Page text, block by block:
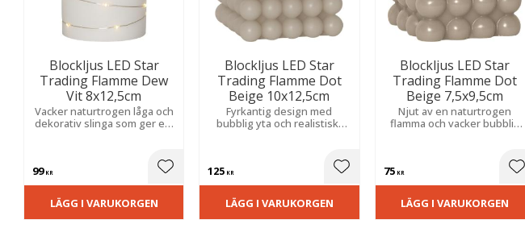
Blockljus LED Star
Trading Flamme Dew
Vit 8x12,5cm
Vacker naturtrogen låga och
dekorativ slinga som ger ett
99KR Lägg till i favoriter
LÄGG I VARUKORGEN
Blockljus LED Star
Trading Flamme Dot
Beige 10x12,5cm
Fyrkantig design med
bubblig yta och realistiskt
belysningen i hemmets alla
125 KR Lägg till i favoriter
LÄGG I VARUKORGEN
Blockljus LED Star
Trading Flamme Dot
Beige 7,5x9,5cm
Njut av en naturtrogen
flamma och vacker bubblig
75KR
LÄGG I VARUKORGEN